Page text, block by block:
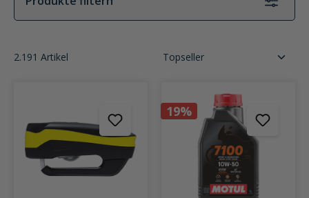
2.191 Artikel
19%